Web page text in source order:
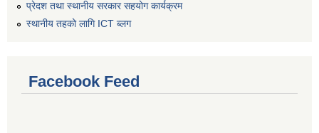
प्रेदश तथा स्थानीय सरकार सहयोग कार्यक्रम
स्थानीय तहको लागि ICT ब्लग
Facebook Feed